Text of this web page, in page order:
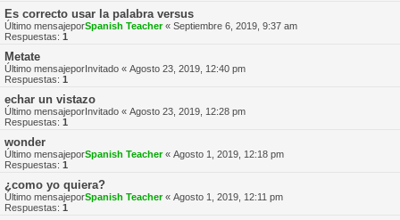
Es correcto usar la palabra versus
Último mensajeporSpanish Teacher« Septiembre 6, 2019, 9:37 am
Respuestas: 1
Metate
Último mensajeporInvitado « Agosto 23, 2019, 12:40 pm
Respuestas: 1
echar un vistazo
Último mensajeporInvitado « Agosto 23, 2019, 12:28 pm
Respuestas: 1
wonder
Último mensajeporSpanish Teacher« Agosto 1, 2019, 12:18 pm
Respuestas: 1
¿como yo quiera?
Último mensajeporSpanish Teacher« Agosto 1, 2019, 12:11 pm
Respuestas: 1